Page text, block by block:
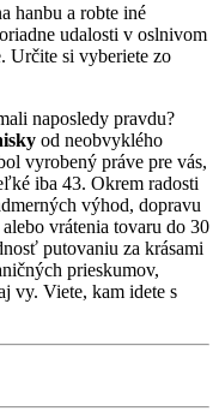
hanbu a robte iné
udalosti v oslnivom
Určite si vyberiete zo
naposledy pravdu?
od neobvyklého
vyrobený práve pre vás,
iba 43. Okrem radosti
výhod, dopravu
vrátenia tovaru do 30
putovaniu za krásami
prieskumov,
vy. Viete, kam idete s